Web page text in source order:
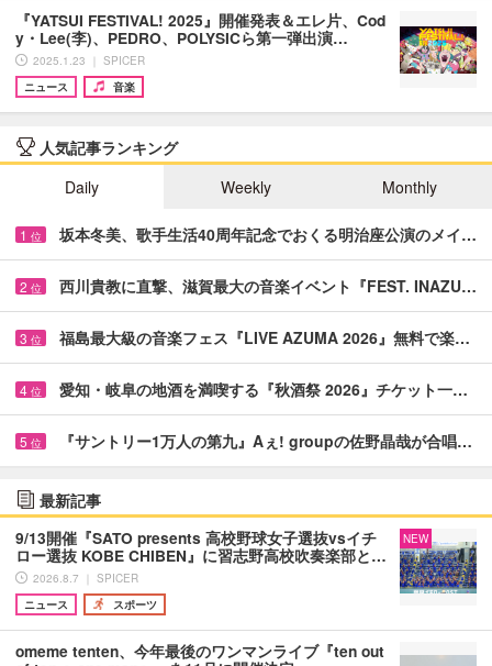
『YATSUI FESTIVAL! 2025』開催発表＆エレ片、Cod
y・Lee(李)、PEDRO、POLYSICら第一弾出演…
2025.1.23 ｜ SPICER
ニュース
音楽
人気記事ランキング
Daily
Weekly Monthly
1 位 坂本冬美、歌手生活40周年記念でおくる明治座公演のメイ…
2 位 西川貴教に直撃、滋賀最大の音楽イベント『FEST. INAZU…
3 位 福島最大級の音楽フェス『LIVE AZUMA 2026』無料で楽…
4 位 愛知・岐阜の地酒を満喫する『秋酒祭 2026』チケット一…
5 位 『サントリー1万人の第九』Aぇ! groupの佐野晶哉が合唱…
最新記事
9/13開催『SATO presents 高校野球女子選抜vsイチ
ロー選抜 KOBE CHIBEN』に習志野高校吹奏楽部と…
2026.8.7 ｜ SPICER
ニュース
スポーツ
NEW
omeme tenten、今年最後のワンマンライブ『ten out